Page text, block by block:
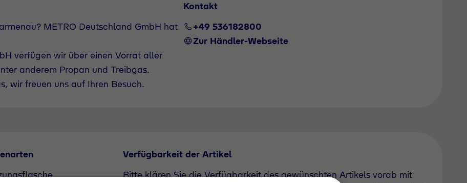
METRO Deutschland GmbH hat
verfügen wir über einen Vorrat aller
anderem Propan und Treibgas.
wir freuen uns auf Ihren Besuch.
Kontakt
+49 536182800
Zur Händler-Webseite
Verfügbarkeit der Artikel
Bitte klären Sie die Verfügbarkeit des gewünschten Artikels vorab mit